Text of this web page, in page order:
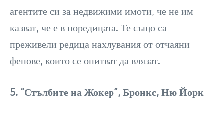
агентите си за недвижими имоти, че не им
казват, че е в поредицата. Те също са
преживели редица нахлувания от отчаяни
фенове, които се опитват да влязат.
5. “Стълбите на Жокер”, Бронкс, Ню Йорк